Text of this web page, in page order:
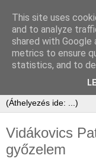
Vidákovics
győzelem
This site uses
and to analyze
shared with
metrics to ensure
statistics, and to